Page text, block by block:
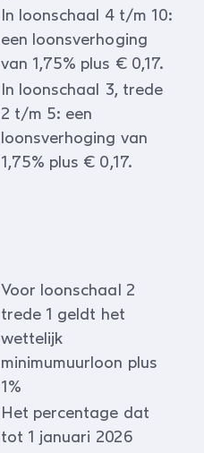
In loonschaal 4 t/m 10:
een loonsverhoging
van 1,75% plus € 0,17.
In loonschaal 3, trede
2 t/m 5: een
loonsverhoging van
1,75% plus € 0,17.
Voor loonschaal 2
trede 1 geldt het
wettelijk
minimumuurloon plus
1%
Het percentage dat
tot 1 januari 2026